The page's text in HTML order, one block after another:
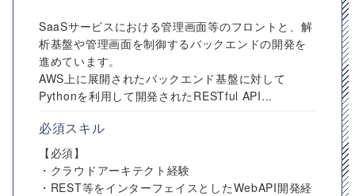
SaaSサービスにおける管理画面等のフロントと、解
析基盤や管理画面を制御するバックエンドの開発を
進めています。
AWS上に展開されたバックエンド基盤に対して
Pythonを利用して開発されたRESTful API...
必須スキル
【必須】
・クラウドアーキテクト経験
・REST等をインターフェイスとしたWebAPI開発経